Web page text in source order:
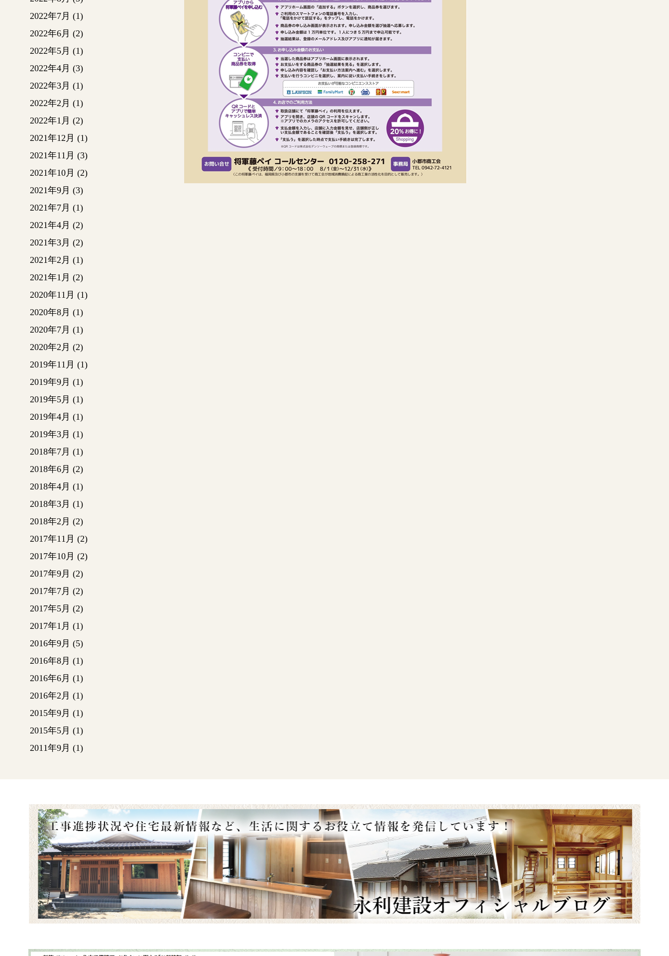
2022年7月 (1)
2022年6月 (2)
2022年5月 (1)
2022年4月 (3)
2022年3月 (1)
2022年2月 (1)
2022年1月 (2)
2021年12月 (1)
2021年11月 (3)
2021年10月 (2)
2021年9月 (3)
2021年7月 (1)
2021年4月 (2)
2021年3月 (2)
2021年2月 (1)
2021年1月 (2)
2020年11月 (1)
2020年8月 (1)
2020年7月 (1)
2020年2月 (2)
2019年11月 (1)
2019年9月 (1)
2019年5月 (1)
2019年4月 (1)
2019年3月 (1)
2018年7月 (1)
2018年6月 (2)
2018年4月 (1)
2018年3月 (1)
2018年2月 (2)
2017年11月 (2)
2017年10月 (2)
2017年9月 (2)
2017年7月 (2)
2017年5月 (2)
2017年1月 (1)
2016年9月 (5)
2016年8月 (1)
2016年6月 (1)
2016年2月 (1)
2015年9月 (1)
2015年5月 (1)
2011年9月 (1)